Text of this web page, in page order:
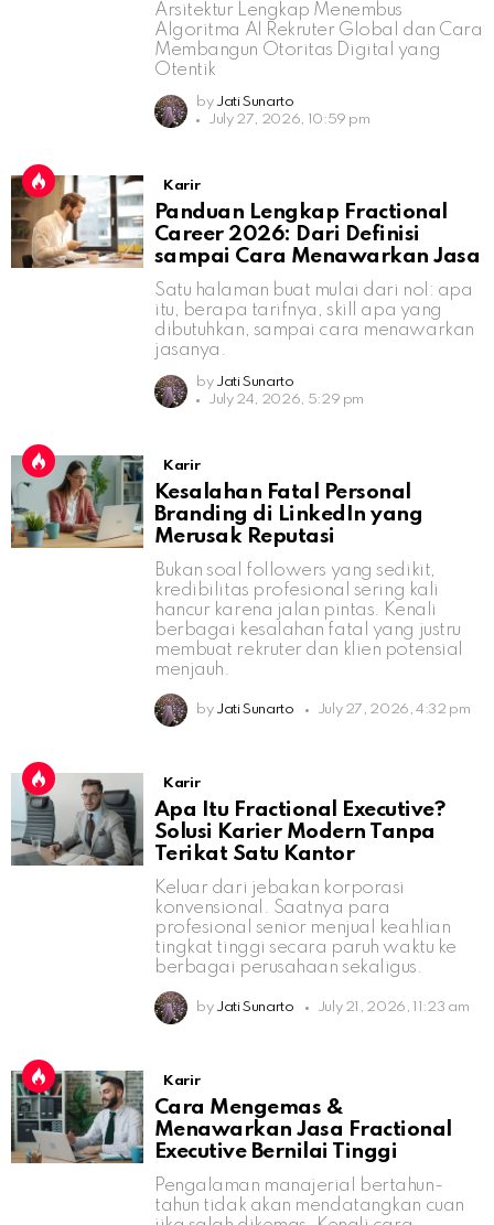
Arsitektur Lengkap Menembus
Algoritma AI Rekruter Global dan Cara
Membangun Otoritas Digital yang
Otentik
by Jati Sunarto
July 27, 2026, 10:59 pm
Karir
Panduan Lengkap Fractional
Career 2026: Dari Definisi
sampai Cara Menawarkan Jasa
Satu halaman buat mulai dari nol: apa
itu, berapa tarifnya, skill apa yang
dibutuhkan, sampai cara menawarkan
jasanya.
by Jati Sunarto
July 24, 2026, 5:29 pm
Karir
Kesalahan Fatal Personal
Branding di LinkedIn yang
Merusak Reputasi
Bukan soal followers yang sedikit,
kredibilitas profesional sering kali
hancur karena jalan pintas. Kenali
berbagai kesalahan fatal yang justru
membuat rekruter dan klien potensial
menjauh.
by Jati Sunarto July 27, 2026, 4:32 pm
Karir
Apa Itu Fractional Executive?
Solusi Karier Modern Tanpa
Terikat Satu Kantor
Keluar dari jebakan korporasi
konvensional. Saatnya para
profesional senior menjual keahlian
tingkat tinggi secara paruh waktu ke
berbagai perusahaan sekaligus.
by Jati Sunarto July 21, 2026, 11:23 am
Karir
Cara Mengemas &
Menawarkan Jasa Fractional
Executive Bernilai Tinggi
Pengalaman manajerial bertahun-
tahun tidak akan mendatangkan cuan